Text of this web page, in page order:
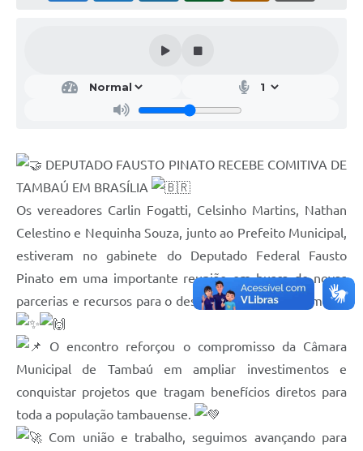
DEPUTADO FAUSTO PINATO RECEBE COMITIVA DE
TAMBAÚ EM BRASÍLIA
Os vereadores Carlin Fogatti, Celsinho Martins, Nathan
Celestino e Nequinha Souza, junto ao Prefeito Municipal,
estiveram no gabinete do Deputado Federal Fausto
Pinato em uma importante reunião em busca de novas
parcerias e recursos para o desenvolvimento de Tambaú.
O encontro reforçou o compromisso da Câmara
Municipal de Tambaú em ampliar investimentos e
conquistar projetos que tragam benefícios diretos para
toda a população tambauense.
Com união e trabalho, seguimos avançando para